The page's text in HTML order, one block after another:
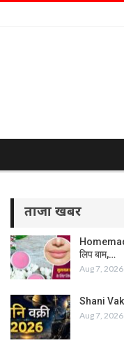
ताजा खबर
लिप बाम,…
Aug 7, 2026
Shani
Aug 7, 2026